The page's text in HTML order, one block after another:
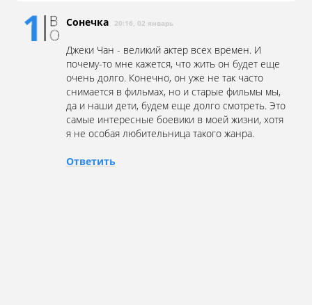
Сонечка 20:16, 02 январь
Джеки Чан - великий актер всех времен. И
почему-то мне кажется, что жить он будет еще
очень долго. Конечно, он уже не так часто
снимается в фильмах, но и старые фильмы мы,
да и наши дети, будем еще долго смотреть. Это
самые интересные боевики в моей жизни, хотя
я не особая любительница такого жанра.
Ответить